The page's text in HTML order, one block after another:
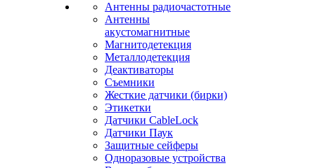
Антенны радиочастотные
Антенны
акустомагнитные
Магнитодетекция
Металлодетекция
Деактиваторы
Съемники
Жесткие датчики (бирки)
Этикетки
Датчики CableLock
Датчики Паук
Защитные сейферы
Одноразовые устройства